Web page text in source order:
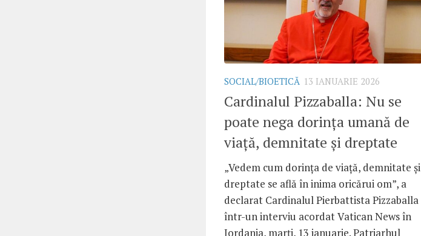
SOCIAL/BIOETICĂ 13 IANUARIE 2026
Cardinalul Pizzaballa: Nu se
poate nega dorința umană de
viață, demnitate și dreptate
„Vedem cum dorința de viață, demnitate și
dreptate se află în inima oricărui om”, a
declarat Cardinalul Pierbattista Pizzaballa
într-un interviu acordat Vatican News în
Iordania, marți, 13 ianuarie. Patriarhul